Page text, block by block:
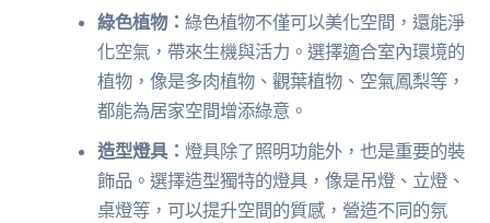
綠色植物：綠色植物不僅可以美化空間，還能淨
化空氣，帶來生機與活力。選擇適合室內環境的
植物，像是多肉植物、觀葉植物、空氣鳳梨等，
都能為居家空間增添綠意。
造型燈具：燈具除了照明功能外，也是重要的裝
飾品。選擇造型獨特的燈具，像是吊燈、立燈、
桌燈等，可以提升空間的質感，營造不同的氛